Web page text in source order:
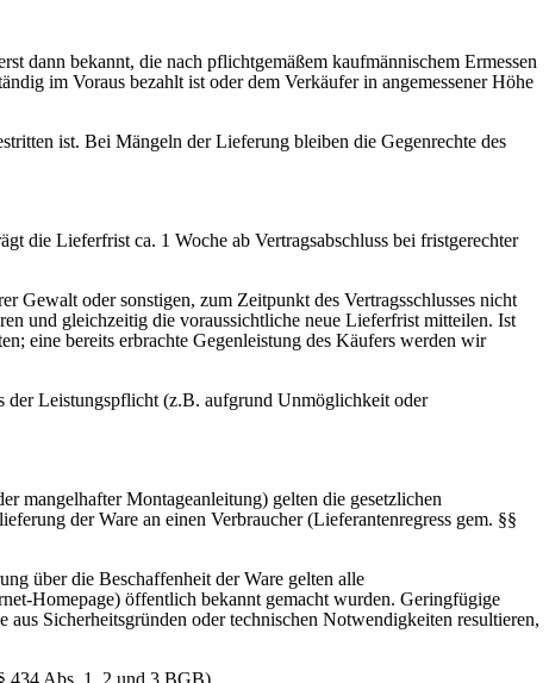
dann bekannt, die nach pflichtgemäßem kaufmännischem Ermessen
im Voraus bezahlt ist oder dem Verkäufer in angemessener Höhe
ist. Bei Mängeln der Lieferung bleiben die Gegenrechte des
die Lieferfrist ca. 1 Woche ab Vertragsabschluss bei fristgerechter
Gewalt oder sonstigen, zum Zeitpunkt des Vertragsschlusses nicht
und gleichzeitig die voraussichtliche neue Lieferfrist mitteilen. Ist
eine bereits erbrachte Gegenleistung des Käufers werden wir
der Leistungspflicht (z.B. aufgrund Unmöglichkeit oder
mangelhafter Montageanleitung) gelten die gesetzlichen
der Ware an einen Verbraucher (Lieferantenregress gem. §§
über die Beschaffenheit der Ware gelten alle
Homepage) öffentlich bekannt gemacht wurden. Geringfügige
Sicherheitsgründen oder technischen Notwendigkeiten resultieren,
434 Abs. 1, 2 und 3 BGB).